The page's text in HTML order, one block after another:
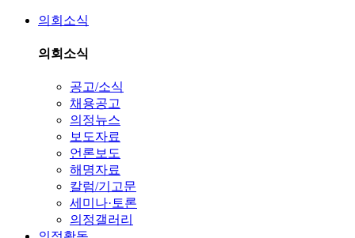
의회소식
의회소식
공고/소식
채용공고
의정뉴스
보도자료
언론보도
해명자료
칼럼/기고문
세미나·토론
의정갤러리